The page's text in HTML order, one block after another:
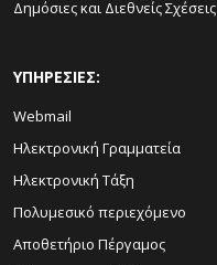
Δημόσιες και Διεθνείς Σχέσεις
ΥΠΗΡΕΣΙΕΣ:
Webmail
Ηλεκτρονική Γραμματεία
Ηλεκτρονική Τάξη
Πολυμεσικό περιεχόμενο
Αποθετήριο Πέργαμος